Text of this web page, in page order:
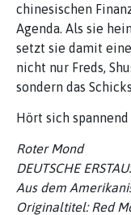
chinesischen
Agenda. Als sie
setzt sie damit
nicht nur Freds,
sondern das
Hört sich spannend
Roter Mond
DEUTSCHE
Aus dem
Originaltitel: Red